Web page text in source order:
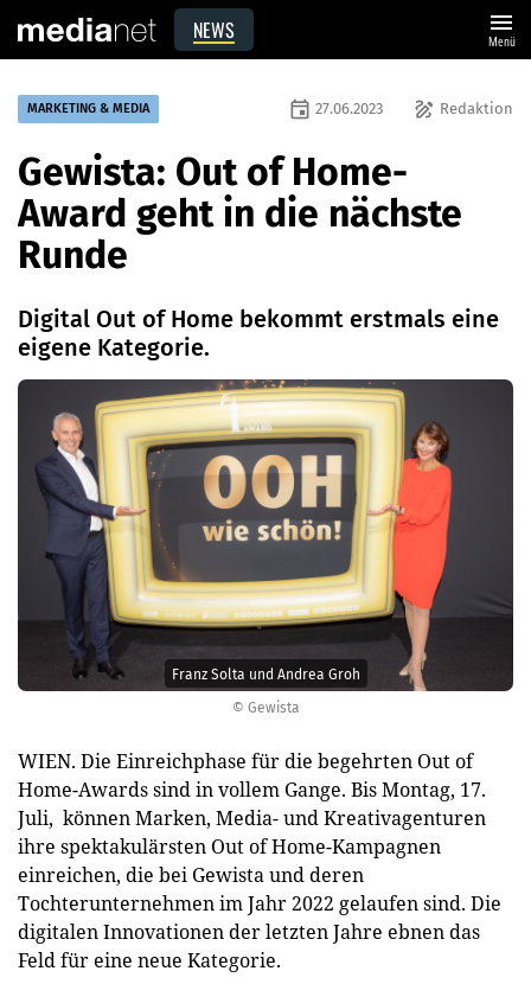
NEWS menu
Menü
© Gewista
Franz Solta und Andrea Groh
MARKETING & MEDIA draw Redaktion
event 27.06.2023
Gewista: Out of Home-
Award geht in die nächste
Runde
Digital Out of Home bekommt erstmals eine
eigene Kategorie.
WIEN. Die Einreichphase für die begehrten Out of
Home-Awards sind in vollem Gange. Bis Montag, 17.
Juli, können Marken, Media- und Kreativagenturen
ihre spektakulärsten Out of Home-Kampagnen
einreichen, die bei Gewista und deren
Tochterunternehmen im Jahr 2022 gelaufen sind. Die
digitalen Innovationen der letzten Jahre ebnen das
Feld für eine neue Kategorie.